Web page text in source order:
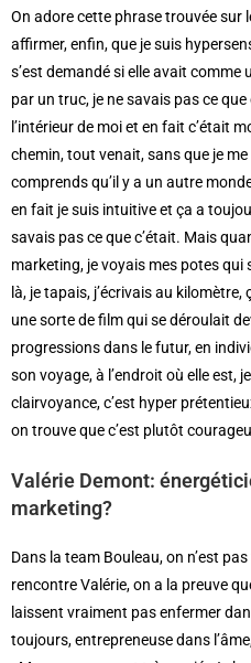
On adore cette phrase trouvée sur
affirmer, enfin, que je suis
s’est demandé si elle avait comme
par un truc, je ne savais pas ce que
l’intérieur de moi et en fait c’était
chemin, tout venait, sans que je
comprends qu’il y a un autre
en fait je suis intuitive et ça a
savais pas ce que c’était. Mais
marketing, je voyais mes potes qui
là, je tapais, j’écrivais au kilomètre,
une sorte de film qui se déroulait
progressions dans le futur, en
son voyage, à l’endroit où elle est,
clairvoyance, c’est hyper
on trouve que c’est plutôt
Valérie Demont:
marketing?
Dans la team Bouleau, on n’est
rencontre Valérie, on a la preuve
laissent vraiment pas enfermer
toujours, entrepreneuse dans